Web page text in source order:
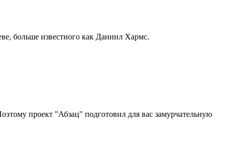
больше известного как Даниил Хармс.
проект "Абзац" подготовил для вас замурчательную